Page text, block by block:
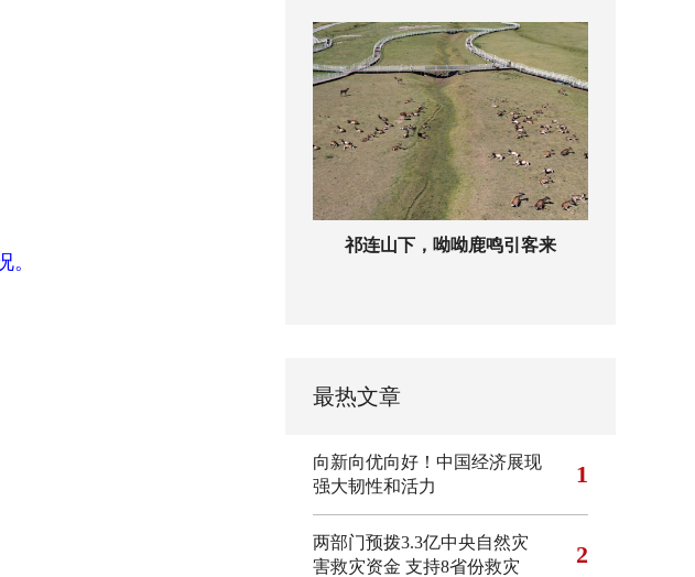
祁连山下，呦呦鹿鸣引客来
最热文章
向新向优向好！中国经济展现
强大韧性和活力
1
两部门预拨3.3亿中央自然灾
害救灾资金 支持8省份救灾
2